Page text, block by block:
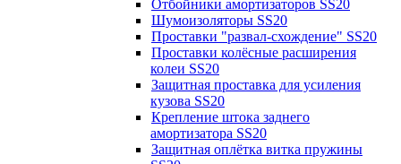
Отбойники амортизаторов SS20
Шумоизоляторы SS20
Проставки "развал-схождение" SS20
Проставки колёсные расширения
колеи SS20
Защитная проставка для усиления
кузова SS20
Крепление штока заднего
амортизатора SS20
Защитная оплётка витка пружины